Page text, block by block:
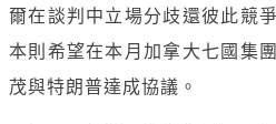
爾在談判中立場分歧還彼此競
本則希望在本月加拿大七國集
茂與特朗普達成協議。